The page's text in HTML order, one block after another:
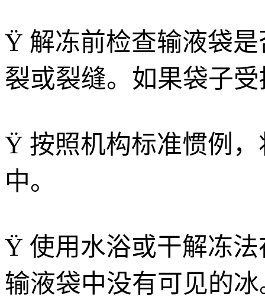
Ÿ 解冻前检查输液袋
裂或裂缝。如果袋子
Ÿ 按照机构标准惯例
中。
Ÿ 使用水浴或干解冻
输液袋中没有可见的冰